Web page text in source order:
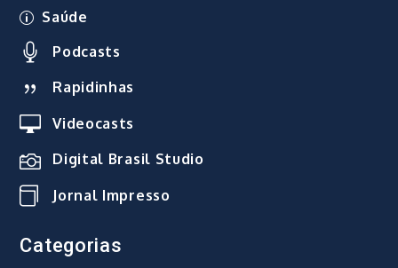
Saúde
Podcasts
Rapidinhas
Videocasts
Digital Brasil Studio
Jornal Impresso
Categorias